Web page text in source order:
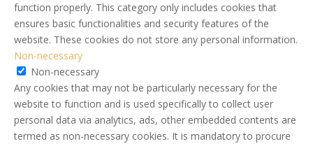
function properly. This category only includes cookies that
ensures basic functionalities and security features of the
website. These cookies do not store any personal information.
Non-necessary
Non-necessary
Any cookies that may not be particularly necessary for the
website to function and is used specifically to collect user
personal data via analytics, ads, other embedded contents are
termed as non-necessary cookies. It is mandatory to procure